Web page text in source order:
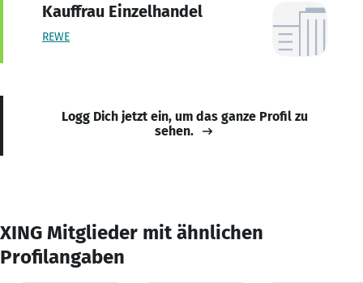
Kauffrau Einzelhandel
REWE
Logg Dich jetzt ein, um das ganze Profil zu
sehen.
XING Mitglieder mit ähnlichen
Profilangaben